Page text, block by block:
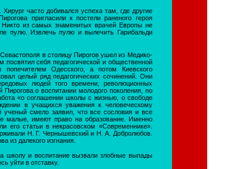
часто добивался успеха там, где другие
пригласили к постели раненого героя
Никто из самых знаменитых врачей Европы не
пулю. Извлечь пулю и вылечить Гарибальди
в столицу Пирогов ушел из Медико-
посвятил себя педагогической и общественной
попечителем Одесского, а потом Киевского
целый ряд педагогических сочинений. Они
людей того времени, революционных
Пирогова о воспитании молодого поколения, по
«о соглашении школы с жизнью, о свободе
в учащихся уважения к человеческому
ученый смело заявил, что все сословия и все
малые, имеют право на образование. Именно
его статьи в некрасовском «Современнике».
Н. Г. Чернышевский и Н. А. Добролюбов.
из далекого изгнания.
школу и воспитание вызвали злобные выпады
уйти в отставку.